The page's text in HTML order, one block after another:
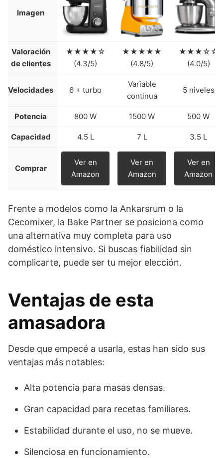
Imagen
Valoración
de clientes
★★★★☆
(4.3/5)
★★★★★
(4.8/5)
★★★☆☆
(4.0/5)
Velocidades 6 + turbo
Variable
continua
5 niveles
Potencia 800 W 1500 W 500 W
Capacidad 4.5 L 7 L 3.5 L
Comprar
Ver en
Amazon
Ver en
Amazon
Ver en
Amazon
Frente a modelos como la Ankarsrum o la
Cecomixer, la Bake Partner se posiciona como
una alternativa muy completa para uso
doméstico intensivo. Si buscas fiabilidad sin
complicarte, puede ser tu mejor elección.
Ventajas de esta
amasadora
Desde que empecé a usarla, estas han sido sus
ventajas más notables:
Alta potencia para masas densas.
Gran capacidad para recetas familiares.
Estabilidad durante el uso, no se mueve.
Silenciosa en funcionamiento.